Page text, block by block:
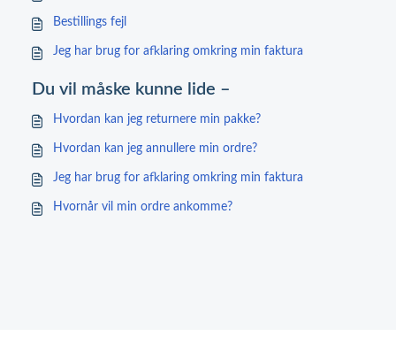
Bestillings fejl
Jeg har brug for afklaring omkring min faktura
Du vil måske kunne lide –
Hvordan kan jeg returnere min pakke?
Hvordan kan jeg annullere min ordre?
Jeg har brug for afklaring omkring min faktura
Hvornår vil min ordre ankomme?